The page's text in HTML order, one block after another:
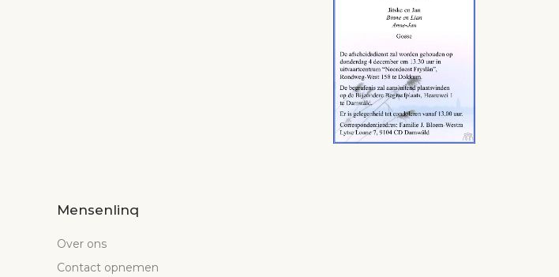
Mensenlinq
Over ons
Contact opnemen